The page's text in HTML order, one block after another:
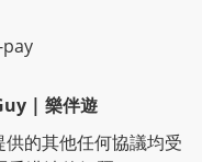
| 樂伴遊
的其他任何協議均受